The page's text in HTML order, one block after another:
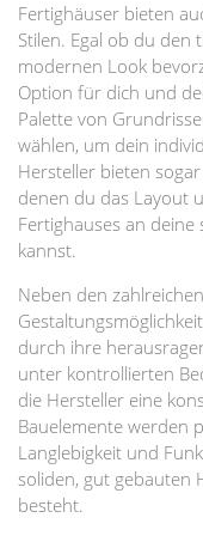
Fertighäuser bieten
Stilen. Egal ob du den
modernen Look
Option für dich und
Palette von
wählen, um dein
Hersteller bieten
denen du das Layout
Fertighauses an
kannst.
Neben den
durch ihre
unter kontrollierten
die Hersteller eine
Bauelemente werden
Langlebigkeit und
soliden, gut gebauten
besteht.